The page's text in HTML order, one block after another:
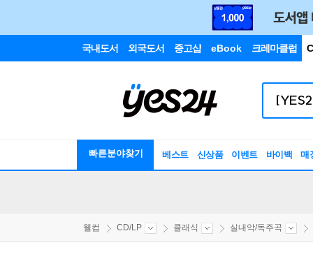
국내도서 외국도서 중고샵 eBook 크레마클럽
빠른분야찾기 베스트 신상품 이벤트 바이백 매
웰컴 CD/LP 클래식 실내악/독주곡